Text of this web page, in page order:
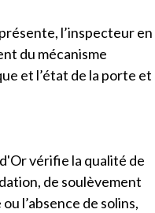
l’inspecteur en
du mécanisme
et l’état de la porte et
vérifie la qualité de
de soulèvement
l’absence de solins,